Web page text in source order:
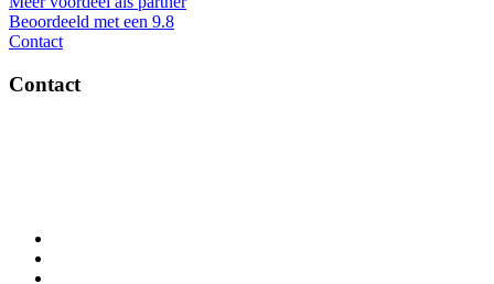
Beoordeeld met een 9.8
Contact
Contact